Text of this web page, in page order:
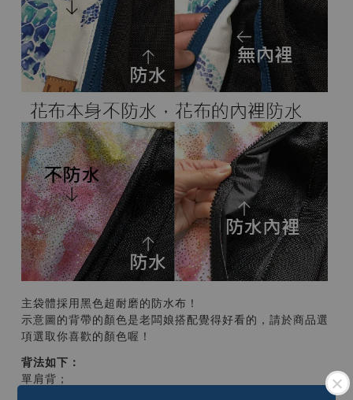
主袋體採用黑色超耐磨的防水布！
示意圖的背帶的顏色是老闆娘搭配覺得好看的，請於商品選
項選取你喜歡的顏色喔！
背法如下：
單肩背；
雙肩後背（背面還有兩條蓬軟舒適的背帶，不是雙肩背那兩